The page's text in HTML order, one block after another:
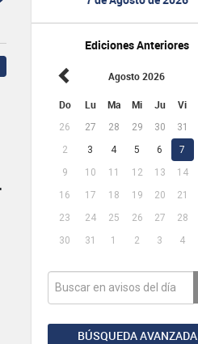
Ediciones Anteriores
Agosto 2026
Do Lu Ma Mi Ju Vi
26 27 28 29 30 31
2
3 4 5 6 7
9
10 11 12 13 14
16
17 18 19 20 21
23
24 25 26 27 28
30
31 1 2 3 4
BÚSQUEDA AVANZADA